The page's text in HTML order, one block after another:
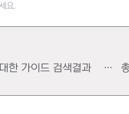
한 가이드 검색결과